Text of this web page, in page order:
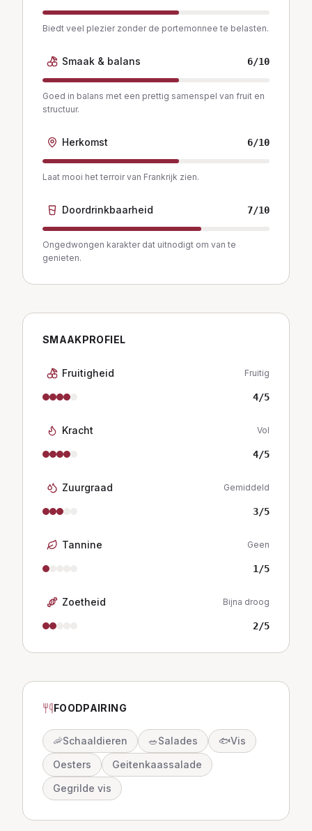
Biedt veel plezier zonder de portemonnee te belasten.
Smaak & balans 6/10
Goed in balans met een prettig samenspel van fruit en
structuur.
Herkomst 6/10
Laat mooi het terroir van Frankrijk zien.
Doordrinkbaarheid 7/10
Ongedwongen karakter dat uitnodigt om van te
genieten.
SMAAKPROFIEL
Fruitigheid Fruitig
4/5
Kracht Vol
4/5
Zuurgraad Gemiddeld
3/5
Tannine Geen
1 /5
Zoetheid Bijna droog
2/5
FOODPAIRING
🦐Schaaldieren 🥗Salades 🐟Vis
Oesters
Geitenkaassalade
Gegrilde vis